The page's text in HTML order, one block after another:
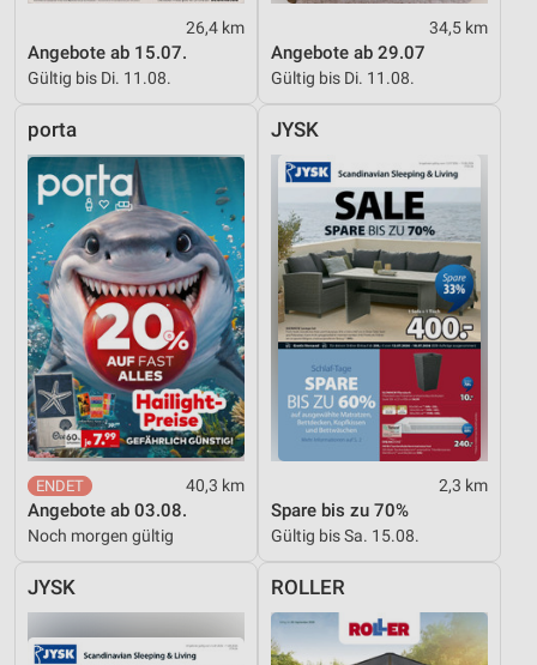
26,4 km
Angebote ab 15.07.
Gültig bis Di. 11.08.
34,5 km
Angebote ab 29.07
Gültig bis Di. 11.08.
porta
40,3 km
Angebote ab 03.08.
Noch morgen gültig
JYSK
2,3 km
Spare bis zu 70%
Gültig bis Sa. 15.08.
JYSK ROLLER
Erstellung von Profilen zur Personalisierung
Verwendung von Profilen zur Auswahl
Messung der Performance von Inhalten
Analyse von Zielgruppen durch Statistiken oder
Kombinationen von Daten aus verschiedenen
Quellen
Entwicklung und Verbesserung der Angebote
Verwendung reduzierter Daten zur Auswahl von
Inhalten
IAB-Besonderheiten:
Verwendung genauer Standortdaten
Geräte anhand von aktiv angeforderten
Informationen identifizieren
Nicht-IAB-Verarbeitungszwecke: